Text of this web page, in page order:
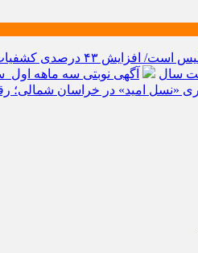
و رشد ۶۸ درصدی کشف سرقت در خراسان شمالی
آگهی نوبتی سه ماهه اول سال ۱۴۰۵ حوزه
«نسل امید» در خراسان شمالی؛